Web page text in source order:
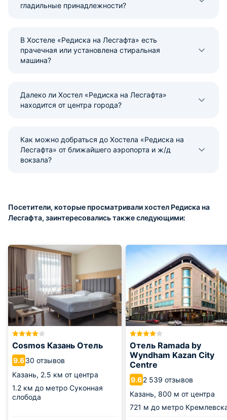
гладильные принадлежности?
В Хостеле «Редиска на Лесгафта» есть
прачечная или установлена стиральная
машина?
Далеко ли Хостел «Редиска на Лесгафта»
находится от центра города?
Как можно добраться до Хостела «Редиска на
Лесгафта» от ближайшего аэропорта и ж/д
вокзала?
Посетители, которые просматривали хостел Редиска на
Лесгафта, заинтересовались также следующими:
Cosmos Казань Отель
9.630 отзывов
Казань, 2.5 км от центра
1.2 км до метро Суконная
слобода
Отель Ramada by
Wyndham Kazan City
Centre
9.62 539 отзывов
Казань, 800 м от центра
721 м до метро